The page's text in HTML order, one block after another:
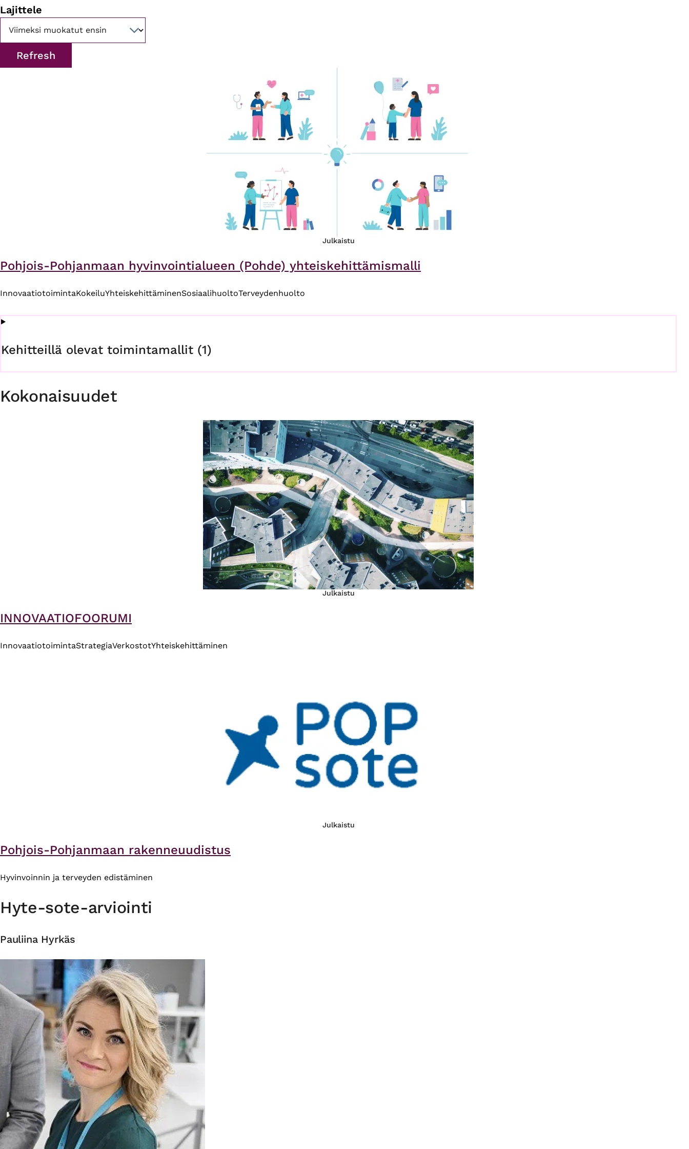
Lajittele
Julkaistu
Pohjois-Pohjanmaan hyvinvointialueen (Pohde) yhteiskehittämismalli
InnovaatiotoimintaKokeiluYhteiskehittäminenSosiaalihuoltoTerveydenhuolto
Kehitteillä olevat toimintamallit (1)
Kokonaisuudet
Julkaistu
INNOVAATIOFOORUMI
InnovaatiotoimintaStrategiaVerkostotYhteiskehittäminen
Julkaistu
Pohjois-Pohjanmaan rakenneuudistus
Hyvinvoinnin ja terveyden edistäminen
Hyte-sote-arviointi
Pauliina Hyrkäs